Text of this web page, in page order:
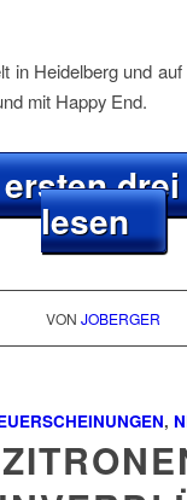
in Heidelberg und
mit Happy End.
lesen
VONJOBERGER
,